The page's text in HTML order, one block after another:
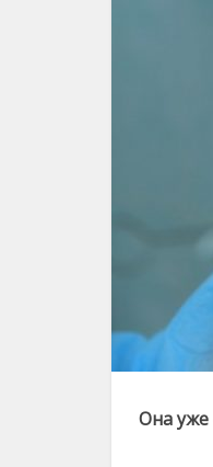
Она уже